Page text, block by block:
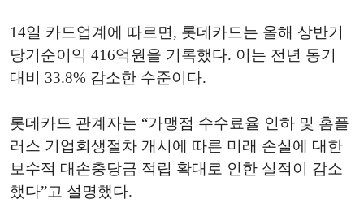
14일 카드업계에 따르면, 롯데카드는 올해 상반기
당기순이익 416억원을 기록했다. 이는 전년 동기
대비 33.8% 감소한 수준이다.
롯데카드 관계자는 “가맹점 수수료율 인하 및 홈플
러스 기업회생절차 개시에 따른 미래 손실에 대한
보수적 대손충당금 적립 확대로 인한 실적이 감소
했다”고 설명했다.